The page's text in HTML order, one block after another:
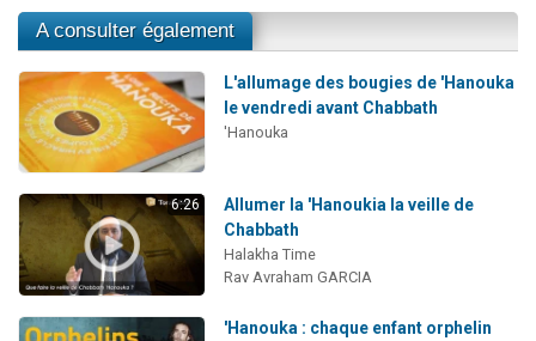
A consulter également
L'allumage des bougies de 'Hanouka
le vendredi avant Chabbath
'Hanouka
6:26
Allumer la 'Hanoukia la veille de
Chabbath
Halakha Time
Rav Avraham GARCIA
'Hanouka : chaque enfant orphelin